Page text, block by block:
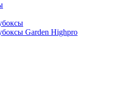
Garden Highpro